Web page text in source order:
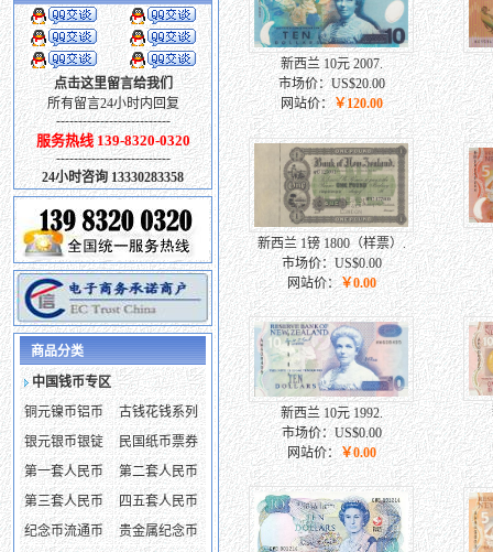
点击这里留言给我们
所有留言24小时内回复
--------------------------
服务热线 139-8320-0320
--------------------------
24小时咨询 13330283358
商品分类
中国钱币专区
铜元镍币铝币
古钱花钱系列
银元银币银锭
民国纸币票券
第一套人民币
第二套人民币
第三套人民币
四五套人民币
纪念币流通币
贵金属纪念币
新西兰 10元 2007.
市场价：US$20.00
网站价：￥120.00
新西兰 1镑 1800（样票）.
市场价：US$0.00
网站价：￥0.00
新西兰 10元 1992.
市场价：US$0.00
网站价： ￥0.00